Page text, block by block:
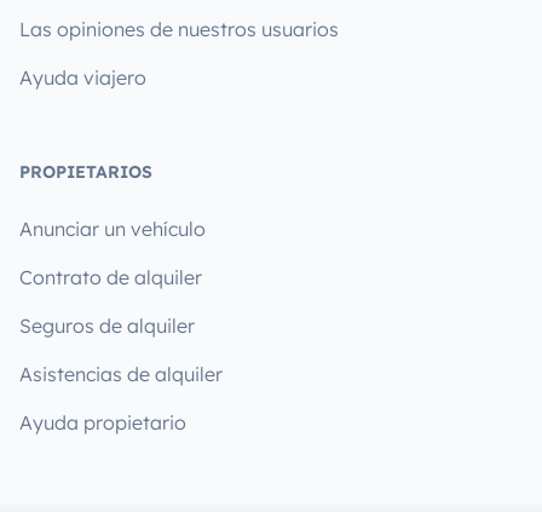
Las opiniones de nuestros usuarios
Ayuda viajero
PROPIETARIOS
Anunciar un vehículo
Contrato de alquiler
Seguros de alquiler
Asistencias de alquiler
Ayuda propietario